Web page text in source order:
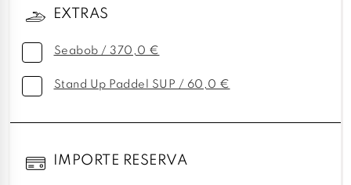
EXTRAS
Seabob / 370,0 €
Stand Up Paddel SUP / 60,0 €
IMPORTE RESERVA